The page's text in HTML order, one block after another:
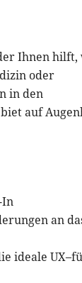
Ihnen hilft,
oder
in den
auf
In
an
ideale